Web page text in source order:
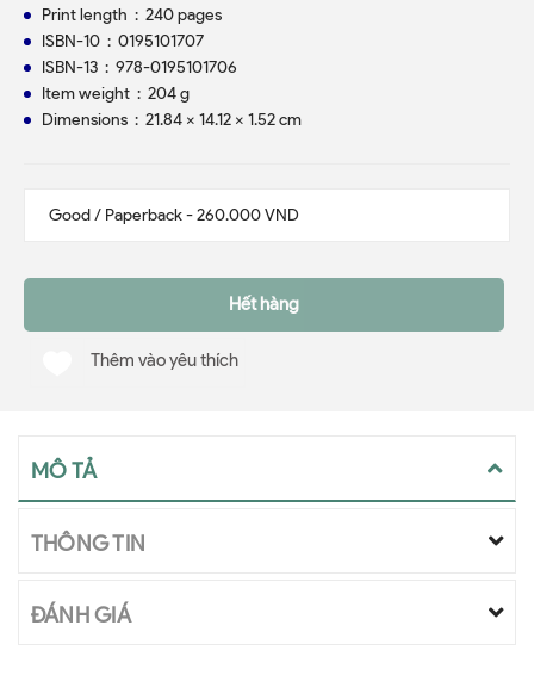
Print length ‏ : ‎ 240 pages
ISBN-10 ‏ : ‎ 0195101707
ISBN-13 ‏ : ‎ 978-0195101706
Item weight ‏ : ‎ 204 g
Dimensions ‏ : ‎ 21.84 x 14.12 x 1.52 cm
Hết hàng
Thêm vào yêu thích
MÔ TẢ
THÔNG TIN
ĐÁNH GIÁ